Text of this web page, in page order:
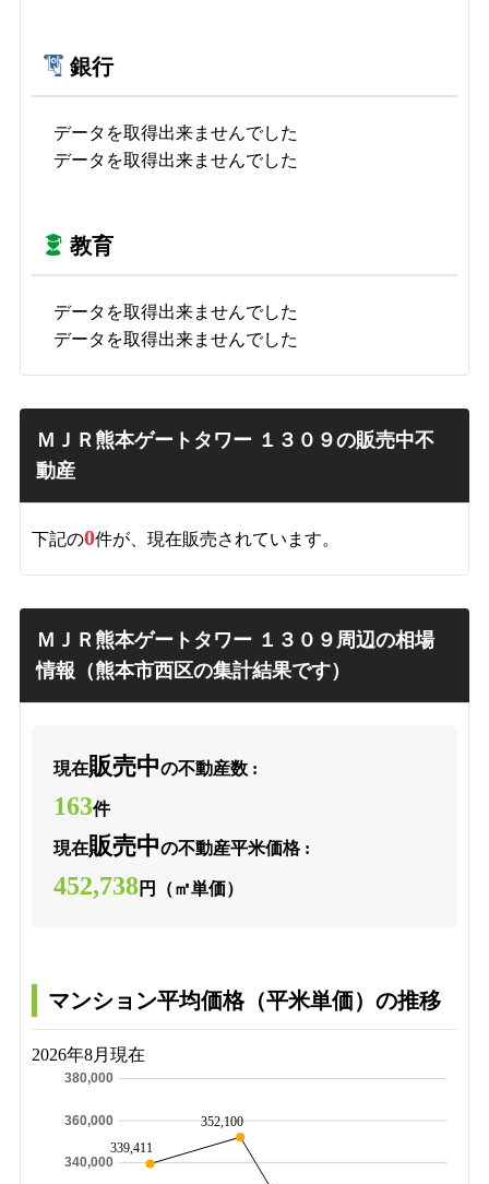
銀行
データを取得出来ませんでした
データを取得出来ませんでした
教育
データを取得出来ませんでした
データを取得出来ませんでした
ＭＪＲ熊本ゲートタワー １３０９の販売中不
動産
下記の0件が、現在販売されています。
ＭＪＲ熊本ゲートタワー １３０９周辺の相場
情報（熊本市西区の集計結果です）
現在販売中の不動産数 :
163件
現在販売中の不動産平米価格 :
452,738円（㎡単価）
マンション平均価格（平米単価）の推移
2026年8月現在
340,000
360,000
380,000
339,411
352,100